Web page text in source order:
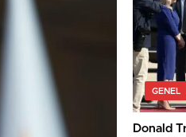
GENEL
Donald